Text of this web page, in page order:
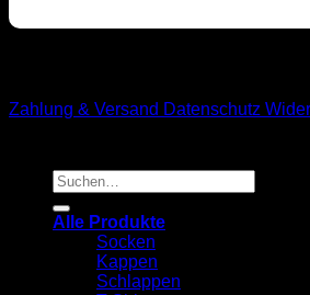
Zahlung & Versand Datenschutz
Suchen
nach:
Alle Produkte
Socken
Kappen
Schlappen